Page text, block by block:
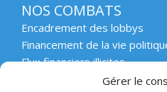
Gérer le
NOS COMBATS
Encadrement des lobbys
Financement de la vie
Flux financiers illicites
Intégrité et transparence du